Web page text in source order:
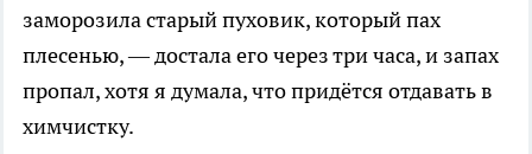
заморозила старый пуховик, который пах
плесенью, — достала его через три часа, и запах
пропал, хотя я думала, что придётся отдавать в
химчистку.